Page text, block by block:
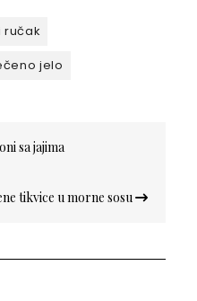
ručak
jelo
sa jajima
tikvice u morne sosu